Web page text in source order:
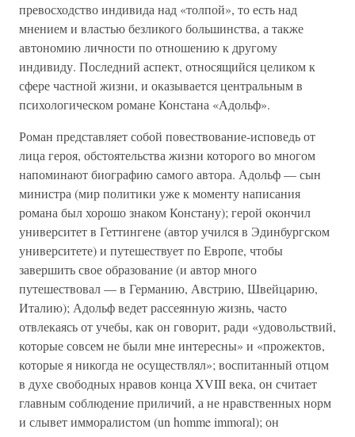
превосходство индивида над «толпой», то есть над
мнением и властью безликого большинства, а также
автономию личности по отношению к другому
индивиду. Последний аспект, относящийся целиком к
сфере частной жизни, и оказывается центральным в
психологическом романе Констана «Адольф».
Роман представляет собой повествование-исповедь от
лица героя, обстоятельства жизни которого во многом
напоминают биографию самого автора. Адольф — сын
министра (мир политики уже к моменту написания
романа был хорошо знаком Констану); герой окончил
университет в Геттингене (автор учился в Эдинбургском
университете) и путешествует по Европе, чтобы
завершить свое образование (и автор много
путешествовал — в Германию, Австрию, Швейцарию,
Италию); Адольф ведет рассеянную жизнь, часто
отвлекаясь от учебы, как он говорит, ради «удовольствий,
которые совсем не были мне интересны» и «прожектов,
которые я никогда не осуществлял»; воспитанный отцом
в духе свободных нравов конца XVIII века, он считает
главным соблюдение приличий, а не нравственных норм
и слывет имморалистом (un homme immoral); он